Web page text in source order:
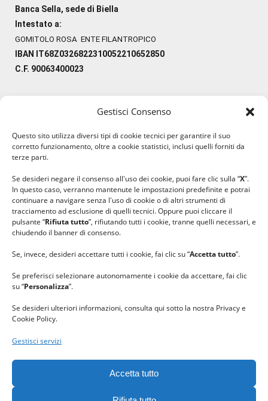
Gestisci Consenso
Questo sito utilizza diversi tipi di cookie tecnici per garantire il suo
corretto funzionamento, oltre a cookie statistici, inclusi quelli forniti da
terze parti.
Se desideri negare il consenso all'uso dei cookie, puoi fare clic sulla “X”.
In questo caso, verranno mantenute le impostazioni predefinite e potrai
continuare a navigare senza l'uso di cookie o di altri strumenti di
tracciamento ad esclusione di quelli tecnici. Oppure puoi cliccare il
pulsante “Rifiuta tutto”, rifiutando tutti i cookie, tranne quelli necessari, e
chiudendo il banner di consenso.
Se, invece, desideri accettare tutti i cookie, fai clic su “Accetta tutto”.
Se preferisci selezionare autonomamente i cookie da accettare, fai clic
su “Personalizza”.
Se desideri ulteriori informazioni, consulta qui sotto la nostra Privacy e
Cookie Policy.
Gestisci servizi
Accetta tutto
Banca Sella, sede di Biella
Intestato a:
GOMITOLO ROSA ENTE FILANTROPICO
IBAN IT68Z0326822310052210652850
C.F. 90063400023
#lanaterapia
#ilcaloredellempatia